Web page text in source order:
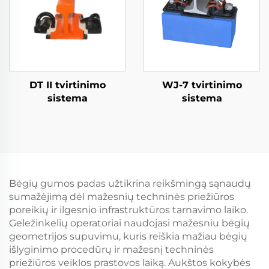
DT II tvirtinimo
sistema
WJ-7 tvirtinimo
sistema
Bėgių gumos padas užtikrina reikšmingą sąnaudų
sumažėjimą dėl mažesnių techninės priežiūros
poreikių ir ilgesnio infrastruktūros tarnavimo laiko.
Geležinkelių operatoriai naudojasi mažesniu bėgių
geometrijos supuvimu, kuris reiškia mažiau bėgių
išlyginimo procedūrų ir mažesnį techninės
priežiūros veiklos prastovos laiką. Aukštos kokybės